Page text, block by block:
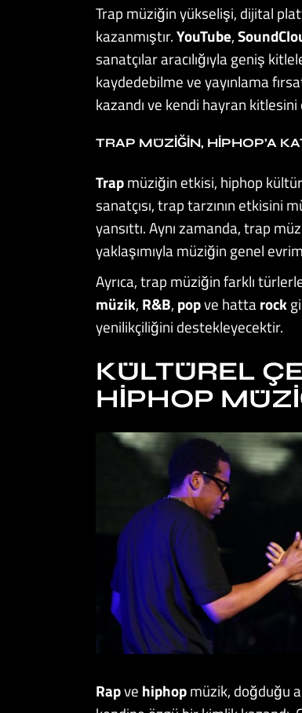
Trap müziğin yükselişi, dijital
kazanmıştır.YouTube,
sanatçılar aracılığıyla geniş
kaydedebilme ve yayınlama
kazandı ve kendi hayran
TRAP MÜZIĞIN, HIPHOP’A
Trapmüziğin etkisi, hiphop
sanatçısı, trap tarzının
yansıttı. Aynı zamanda, trap
yaklaşımıyla müziğin genel
Ayrıca, trap müziğin farklı
müzik, R&B, popve hattarock
yenilikçiliğini destekleyecektir.
KÜLTÜREL
HIPHOP
Rapve hiphopmüzik, doğduğu